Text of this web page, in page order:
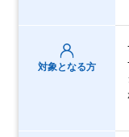
対象となる方